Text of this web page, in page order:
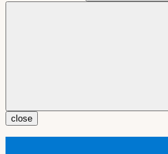
close